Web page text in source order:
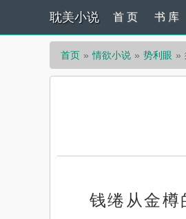
耽美小说 首 页 书 库
首页 情欲小说 势利眼
钱绻从金樽